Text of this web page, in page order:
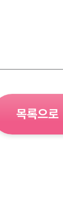
목록으로